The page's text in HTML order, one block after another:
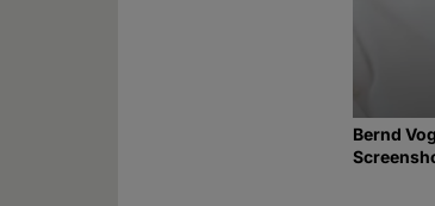
Bernd